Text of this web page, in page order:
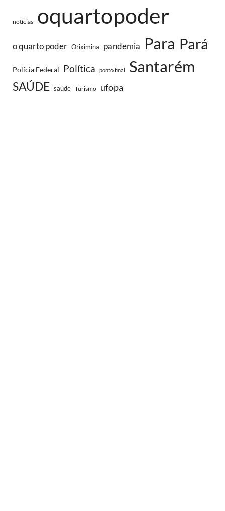
notícias oquartopoder
o quarto poder Oriximina pandemia Para Pará
Polícia Federal Política ponto final Santarém
SAÚDE saúde Turismo ufopa